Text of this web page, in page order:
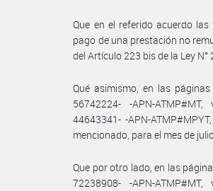
Que en el referido acuerdo
pago de una prestación no
del Artículo 223 bis de la Ley
Qué asimismo, en las
56742224- -APN-
44643341- -APN-
mencionado, para el mes de
Que por otro lado, en las
72238908- -APN-